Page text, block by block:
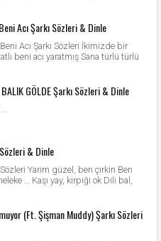
Acı Şarkı Sözleri & Dinle
Acı Şarkı Sözleri İkimizde bir
beni acı yaratmış Sana türlü türlü
GÖLDE Şarkı Sözleri & Dinle
& Dinle
Sözleri Yarim güzel, ben çirkin Ben
… Kaşı yay, kirpiği ok Dili bal,
(Ft. Şişman Muddy) Şarkı Sözleri